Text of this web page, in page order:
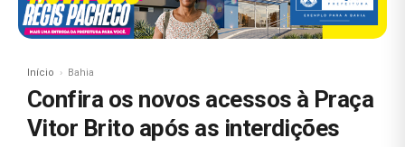
Início Bahia
Confira os novos acessos à Praça
Vitor Brito após as interdições